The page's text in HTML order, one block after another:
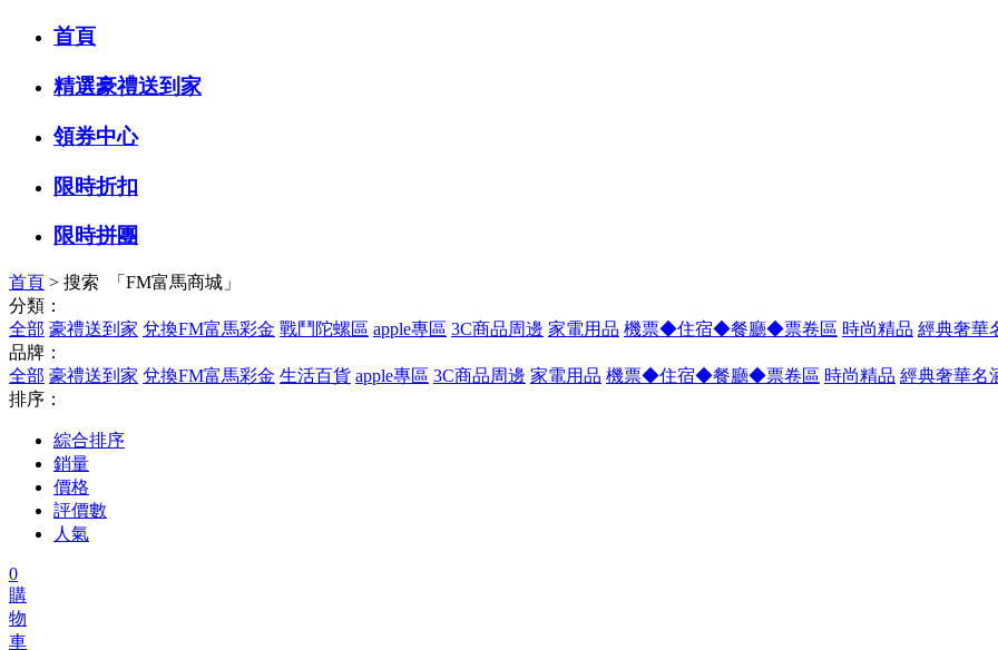
首頁
精選豪禮送到家
領券中心
限時折扣
限時拼團
首頁 > 搜索 「FM富馬商城」
分類：
全部 豪禮送到家 兌換FM富馬彩金 戰鬥陀螺區 apple專區 3C商品周邊 家電用品 機票◆住宿◆餐廳◆票卷區 時尚精品 經典奢華
品牌：
全部 豪禮送到家 兌換FM富馬彩金 生活百貨 apple專區 3C商品周邊 家電用品 機票◆住宿◆餐廳◆票卷區 時尚精品 經典奢華名
排序：
綜合排序
銷量
價格
評價數
人氣
0
購
物
車